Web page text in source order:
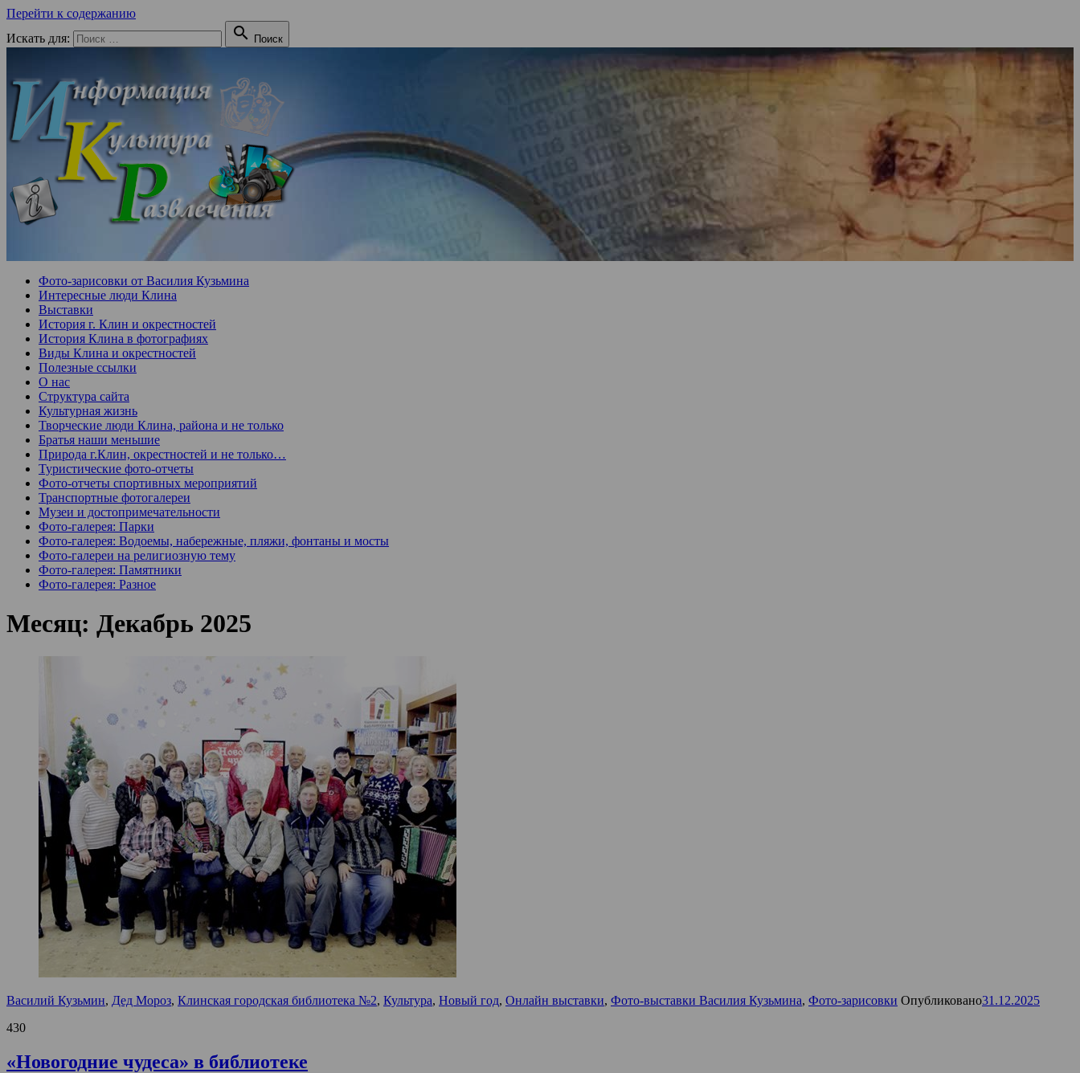
Перейти к содержанию
Искать для:
 Поиск
Фото-зарисовки от Василия Кузьмина
Интересные люди Клина
Выставки
История г. Клин и окрестностей
История Клина в фотографиях
Виды Клина и окрестностей
Полезные ссылки
О нас
Структура сайта
Культурная жизнь
Творческие люди Клина, района и не только
Братья наши меньшие
Природа г.Клин, окрестностей и не только…
Туристические фото-отчеты
Фото-отчеты спортивных мероприятий
Транспортные фотогалереи
Музеи и достопримечательности
Фото-галерея: Парки
Фото-галерея: Водоемы, набережные, пляжи, фонтаны и мосты
Фото-галереи на религиозную тему
Фото-галерея: Памятники
Фото-галерея: Разное
Месяц: Декабрь 2025
Василий Кузьмин, Дед Мороз, Клинская городская библиотека №2, Культура, Новый год, Онлайн выставки, Фото-выставки Василия Кузьмина, Фото-зарисовки Опубликовано31.12.2025
430
«Новогодние чудеса» в библиотеке